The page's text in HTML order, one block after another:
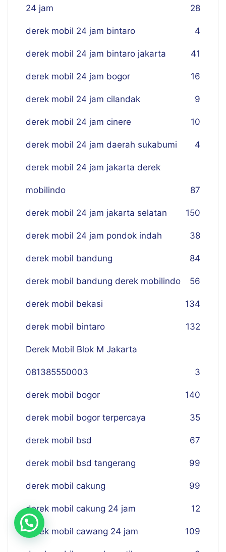
24 jam 28
derek mobil 24 jam bintaro 4
derek mobil 24 jam bintaro jakarta 41
derek mobil 24 jam bogor 16
derek mobil 24 jam cilandak 9
derek mobil 24 jam cinere 10
derek mobil 24 jam daerah sukabumi 4
derek mobil 24 jam jakarta derek
mobilindo 87
derek mobil 24 jam jakarta selatan 150
derek mobil 24 jam pondok indah 38
derek mobil bandung 84
derek mobil bandung derek mobilindo 56
derek mobil bekasi 134
derek mobil bintaro 132
Derek Mobil Blok M Jakarta
081385550003 3
derek mobil bogor 140
derek mobil bogor terpercaya 35
derek mobil bsd 67
derek mobil bsd tangerang 99
derek mobil cakung 99
derek mobil cakung 24 jam 12
derek mobil cawang 24 jam 109